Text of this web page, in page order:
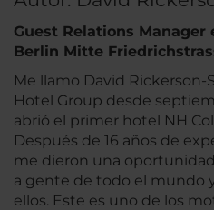
Guest Relations Manager
Berlin Mitte
Me llamo David Rickerson-
Hotel Group desde
abrió el primer hotel NH
Después de 16 años de
me dieron una
a gente de todo el mundo
ellos. Este es uno de los